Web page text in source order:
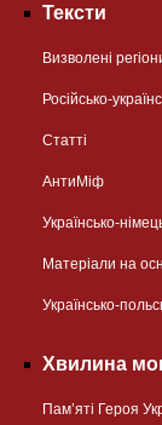
Тексти
Визволені
Російсько-
Статті
АнтиМіф
Українсько-
Матеріали на
Українсько-
Хвилина
Пам’яті Героя